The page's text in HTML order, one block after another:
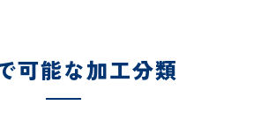
可能な加工分類